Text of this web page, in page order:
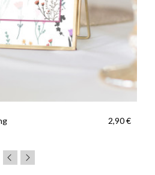
2,90 €